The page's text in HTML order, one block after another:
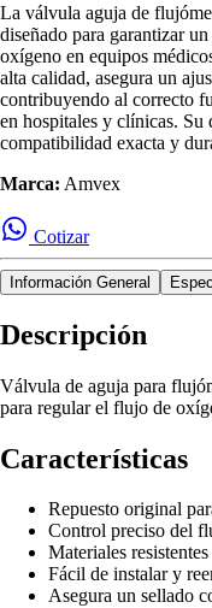
La válvula aguja de
diseñado para garantizar
oxígeno en equipos
alta calidad, asegura un
contribuyendo al correcto
en hospitales y clínicas.
compatibilidad exacta y
Marca: Amvex
Cotizar
Información General
Descripción
Válvula de aguja para
para regular el flujo de
Características
Repuesto original
Control preciso del
Materiales
Fácil de instalar y
Asegura un sellado